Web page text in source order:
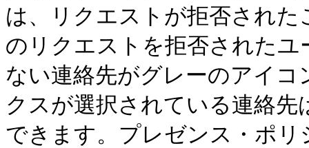
は、リクエストが拒否され
のリクエストを拒否された
ない連絡先がグレーのアイ
クスが選択されている連絡
できます。プレゼンス・ポ